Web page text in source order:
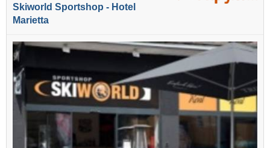
Skiworld Sportshop - Hotel
Marietta